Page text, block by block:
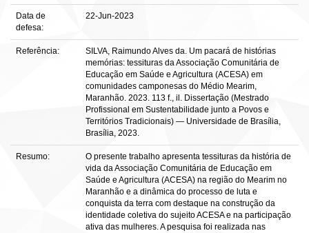
Data de
defesa:
22-Jun-2023
Referência:
SILVA, Raimundo Alves da. Um pacará de histórias
memórias: tessituras da Associação Comunitária de
Educação em Saúde e Agricultura (ACESA) em
comunidades camponesas do Médio Mearim,
Maranhão. 2023. 113 f., il. Dissertação (Mestrado
Profissional em Sustentabilidade junto a Povos e
Territórios Tradicionais) — Universidade de Brasília,
Brasília, 2023.
Resumo:
O presente trabalho apresenta tessituras da história de
vida da Associação Comunitária de Educação em
Saúde e Agricultura (ACESA) na região do Mearim no
Maranhão e a dinâmica do processo de luta e
conquista da terra com destaque na construção da
identidade coletiva do sujeito ACESA e na participação
ativa das mulheres. A pesquisa foi realizada nas